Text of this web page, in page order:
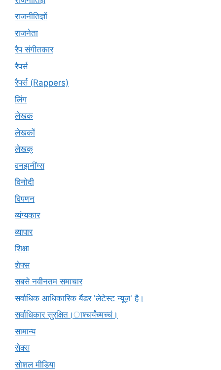
राजनीतिज्ञों
राजनेता
रैप संगीतकार
रैपर्स
रैपर्स (Rappers)
लिंग
लेखक
लेखकों
लेखक्
वनझनींग्स
विनोदी
विपणन
व्यंग्यकार
व्यापार
शिक्षा
शेफ्स
सबसे नवीनतम समाचार
सर्वाधिक आधिकारिक बैंडर 'लेटेस्ट न्यूज़' है।
सर्वाधिकार सुरक्षित।ाश्चर्यंच्मच्चं।
सामान्य
सेक्स
सोशल मीडिया